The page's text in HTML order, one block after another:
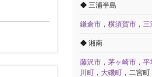
◆ 三浦半島
鎌倉市 ， 横須賀市 ， 三
◆ 湘南
藤沢市 ， 茅ヶ崎市 ， 平
川町 ， 大磯町 ，二宮町